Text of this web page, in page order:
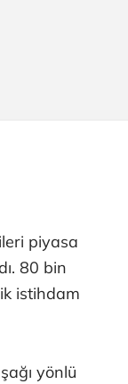
piyasa
80 bin
istihdam
yönlü